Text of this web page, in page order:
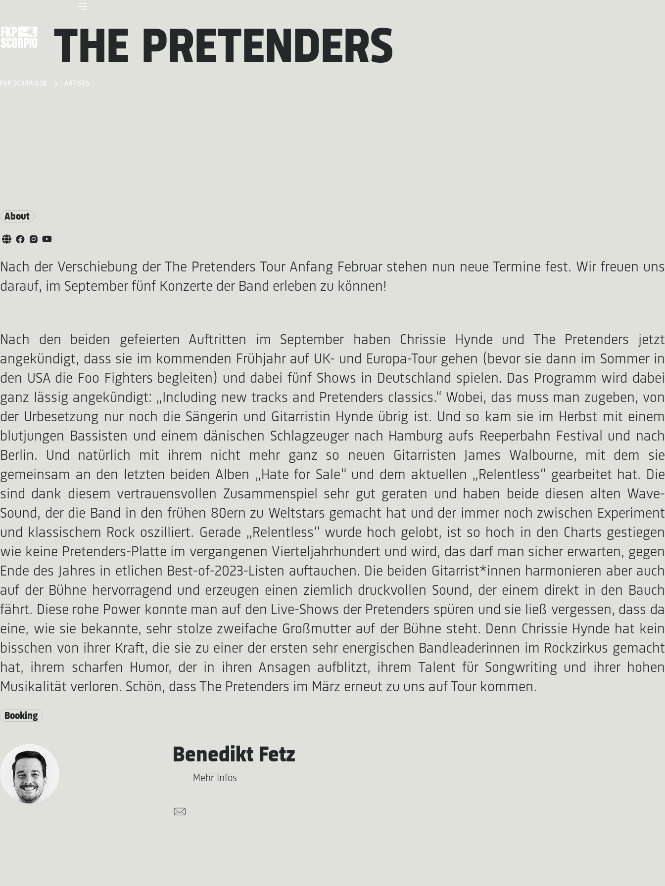
FKP SCORPIO.DE ARTISTS
THE PRETENDERS
About
Nach der Verschiebung der The Pretenders Tour Anfang Februar stehen nun neue Termine fest. Wir freuen uns
darauf, im September fünf Konzerte der Band erleben zu können!
Nach den beiden gefeierten Auftritten im September haben Chrissie Hynde und The Pretenders jetzt
angekündigt, dass sie im kommenden Frühjahr auf UK- und Europa-Tour gehen (bevor sie dann im Sommer in
den USA die Foo Fighters begleiten) und dabei fünf Shows in Deutschland spielen. Das Programm wird dabei
ganz lässig angekündigt: „Including new tracks and Pretenders classics.“ Wobei, das muss man zugeben, von
der Urbesetzung nur noch die Sängerin und Gitarristin Hynde übrig ist. Und so kam sie im Herbst mit einem
blutjungen Bassisten und einem dänischen Schlagzeuger nach Hamburg aufs Reeperbahn Festival und nach
Berlin. Und natürlich mit ihrem nicht mehr ganz so neuen Gitarristen James Walbourne, mit dem sie
gemeinsam an den letzten beiden Alben „Hate for Sale“ und dem aktuellen „Relentless“ gearbeitet hat. Die
sind dank diesem vertrauensvollen Zusammenspiel sehr gut geraten und haben beide diesen alten Wave-
Sound, der die Band in den frühen 80ern zu Weltstars gemacht hat und der immer noch zwischen Experiment
und klassischem Rock oszilliert. Gerade „Relentless“ wurde hoch gelobt, ist so hoch in den Charts gestiegen
wie keine Pretenders-Platte im vergangenen Vierteljahrhundert und wird, das darf man sicher erwarten, gegen
Ende des Jahres in etlichen Best-of-2023-Listen auftauchen. Die beiden Gitarrist*innen harmonieren aber auch
auf der Bühne hervorragend und erzeugen einen ziemlich druckvollen Sound, der einem direkt in den Bauch
fährt. Diese rohe Power konnte man auf den Live-Shows der Pretenders spüren und sie ließ vergessen, dass da
eine, wie sie bekannte, sehr stolze zweifache Großmutter auf der Bühne steht. Denn Chrissie Hynde hat kein
bisschen von ihrer Kraft, die sie zu einer der ersten sehr energischen Bandleaderinnen im Rockzirkus gemacht
hat, ihrem scharfen Humor, der in ihren Ansagen aufblitzt, ihrem Talent für Songwriting und ihrer hohen
Musikalität verloren. Schön, dass The Pretenders im März erneut zu uns auf Tour kommen.
Booking
Benedikt Fetz
Mehr Infos